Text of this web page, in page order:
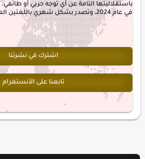
باستقلاليتها التامة عن أي توجه حزبي أو
في عام 2024، وتصدر بشكل شهري باللغتين العربية والإنجليزية.
اشترك في نشرتنا
تابعنا على الأنستغرام